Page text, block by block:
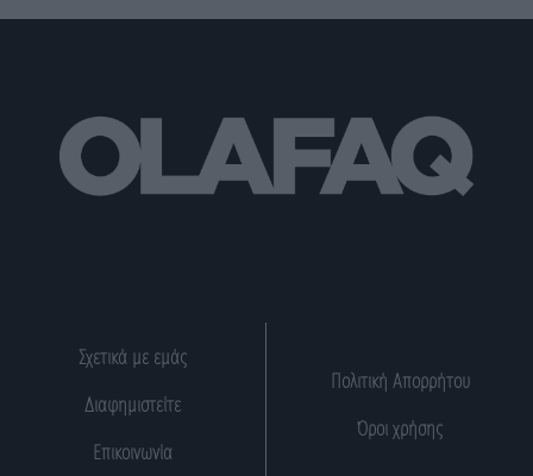
Σχετικά με εμάς
Διαφημιστείτε
Επικοινωνία
Πολιτική Απορρήτου
Όροι χρήσης